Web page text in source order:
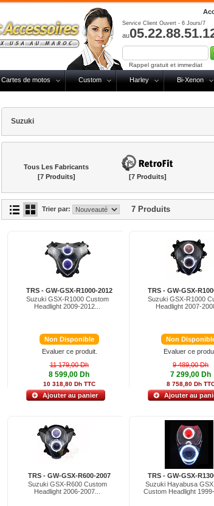
Service Client Ouvert - 6 Jours/7
au
Rappel gratuit et immediat
Cartes de motos Custom Harley Bi-Xenon
Suzuki
Tous Les Fabricants
[7 Produits]
[7 Produits]
Trier par: 7 Produits
TRS - GW-GSX-R1000-2012
Suzuki GSX-R1000 Custom
Headlight 2009-2012...
Non Disponible
Evaluer ce produit.
11 179,00 Dh
8 599,00 Dh
10 318,80 Dh TTC
Ajouter au panier
TRS - GW-GSX-
Suzuki GSX-R1000
Headlight 2007-
Non
Evaluer ce
9 489,00 Dh
7 299,00 Dh
8 758,80 Dh
Ajouter au
TRS - GW-GSX-R600-2007
Suzuki GSX-R600 Custom
Headlight 2006-2007...
TRS - GW-GSX-
Suzuki Hayabusa
Custom Headlight 1999-